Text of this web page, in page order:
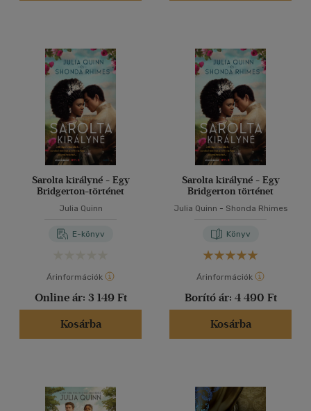
Sarolta királyné - Egy
Bridgerton-történet
Julia Quinn
E-könyv
Árinformációk
Online ár: 3 149 Ft
Kosárba
Sarolta királyné - Egy
Bridgerton történet
Julia Quinn - Shonda Rhimes
Könyv
Árinformációk
Borító ár: 4 490 Ft
Kosárba